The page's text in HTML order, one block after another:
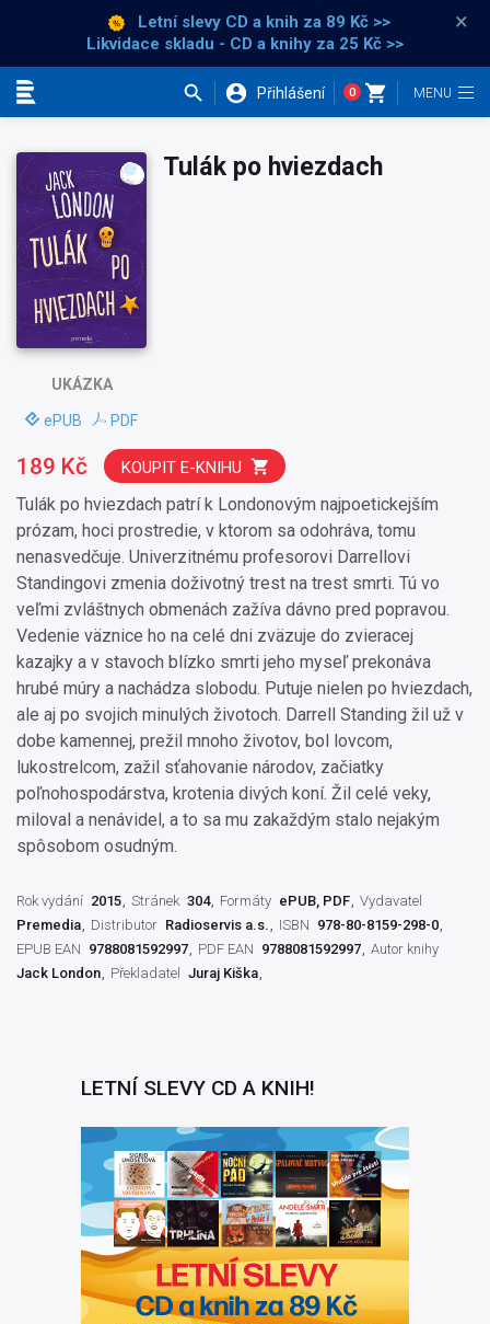
Letní slevy CD a knih za 89 Kč >>
Likvidace skladu - CD a knihy za 25 Kč >>
×
Přihlášení 0
UKÁZKA
ePUB PDF
Tulák po hviezdach
Tulák po hviezdach patrí k Londonovým najpoetickejším
prózam, hoci prostredie, v ktorom sa odohráva, tomu
nenasvedčuje. Univerzitnému profesorovi Darrellovi
Standingovi zmenia doživotný trest na trest smrti. Tú vo
veľmi zvláštnych obmenách zažíva dávno pred popravou.
Vedenie väznice ho na celé dni zväzuje do zvieracej
kazajky a v stavoch blízko smrti jeho myseľ prekonáva
hrubé múry a nachádza slobodu. Putuje nielen po hviezdach,
ale aj po svojich minulých životoch. Darrell Standing žil už v
dobe kamennej, prežil mnoho životov, bol lovcom,
lukostrelcom, zažil sťahovanie národov, začiatky
poľnohospodárstva, krotenia divých koní. Žil celé veky,
miloval a nenávidel, a to sa mu zakaždým stalo nejakým
spôsobom osudným.
189 Kč KOUPIT E-KNIHU
Rok vydání 2015 Stránek 304 Formáty ePUB, PDF Vydavatel
Premedia
Distributor Radioservis a.s. ISBN 978-80-8159-298-0
EPUB EAN 9788081592997 PDF EAN 9788081592997 Autor knihy
Jack London
Překladatel Juraj Kiška
LETNÍ SLEVY CD A KNIH!